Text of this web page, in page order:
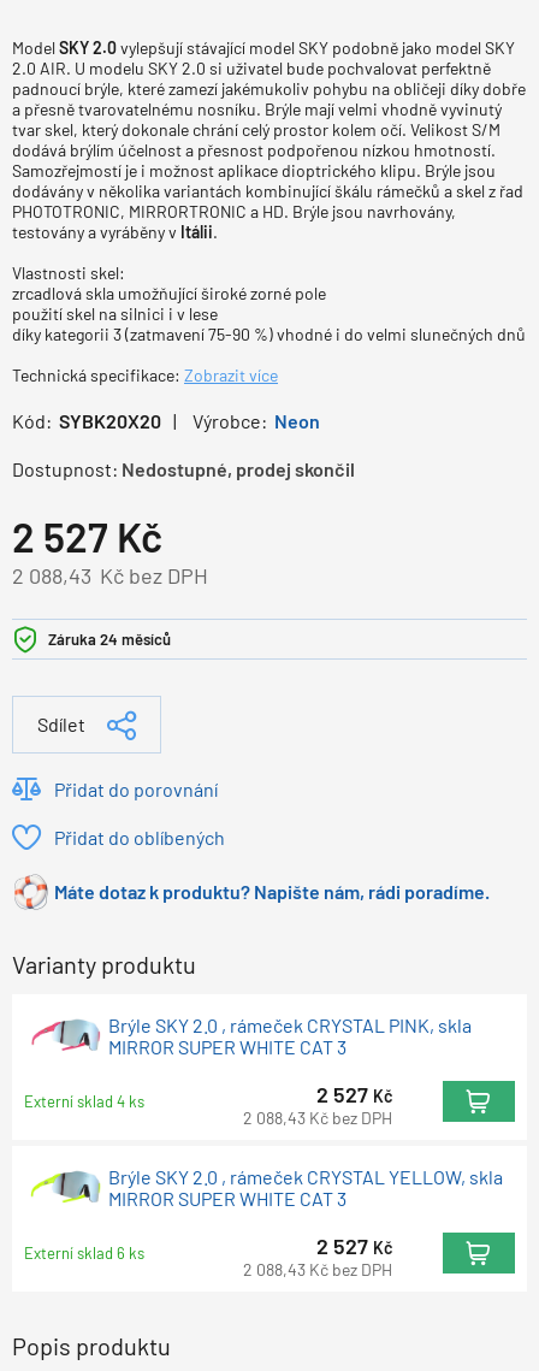
ModelSKY 2.0vylepšují stávající model SKY podobně jako model SKY
2.0 AIR. U modelu SKY 2.0 si uživatel bude pochvalovat perfektně
padnoucí brýle, které zamezí jakémukoliv pohybu na obličeji díky dobře
a přesně tvarovatelnému nosníku. Brýle mají velmi vhodně vyvinutý
tvar skel, který dokonale chrání celý prostor kolem očí. Velikost S/M
dodává brýlím účelnost a přesnost podpořenou nízkou hmotností.
Samozřejmostí je i možnost aplikace dioptrického klipu. Brýle jsou
dodávány v několika variantách kombinující škálu rámečků a skel z řad
PHOTOTRONIC, MIRRORTRONIC a HD. Brýle jsou navrhovány,
testovány a vyráběny v Itálii.
Vlastnosti skel:
zrcadlová skla umožňující široké zorné pole
použití skel na silnici i v lese
díky kategorii 3 (zatmavení 75-90 %) vhodné i do velmi slunečných dnů
Technická specifikace: Zobrazit více
Kód: SYBK20X20 Výrobce: Neon
Dostupnost: Nedostupné, prodej skončil
2 527 Kč
Kč bez DPH
2 088,43
Záruka 24 měsíců
Sdílet
Přidat do porovnání
Přidat do oblíbených
Máte dotaz k produktu? Napište nám, rádi poradíme.
Varianty produktu
Brýle SKY 2.0 , rámeček CRYSTAL PINK, skla
MIRROR SUPER WHITE CAT 3
Externí sklad 4 ks 2 527 Kč
2 088,43 Kč bez DPH
Brýle SKY 2.0 , rámeček CRYSTAL YELLOW, skla
MIRROR SUPER WHITE CAT 3
Externí sklad 6 ks 2 527 Kč
2 088,43 Kč bez DPH
Popis produktu